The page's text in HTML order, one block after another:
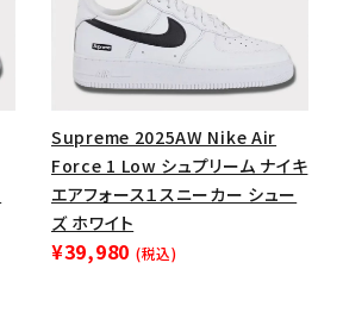
ブラックスウェット
Supreme 2025AW Nike Air
Force 1 Low シュプリーム ナイキ
エアフォース１スニーカー シュー
ズ ホワイト
¥39,980 (税込)